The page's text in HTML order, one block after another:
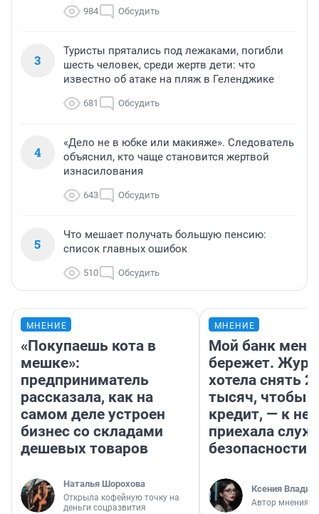
984 Обсудить
3
Туристы прятались под лежаками, погибли
шесть человек, среди жертв дети: что
известно об атаке на пляж в Геленджике
681 Обсудить
4
«Дело не в юбке или макияже». Следователь
объяснил, кто чаще становится жертвой
изнасилования
643 Обсудить
5
Что мешает получать большую пенсию:
список главных ошибок
510 Обсудить
МНЕНИЕ
«Покупаешь кота в
мешке»:
предприниматель
рассказала, как на
самом деле устроен
бизнес со складами
дешевых товаров
Наталья Шорохова
Открыла кофейную точку на
деньги соцразвития
МНЕНИЕ
Мой банк меня
бережет.
хотела снять
тысяч, чтобы
кредит, — к
приехала
безопасности
Ксения
Автор мнения